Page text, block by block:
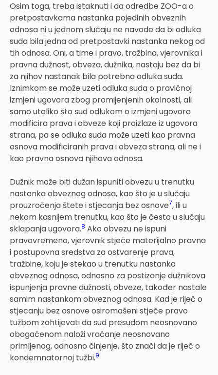
Osim toga, treba istaknuti i da odredbe ZOO-a o
pretpostavkama nastanka pojedinih obveznih
odnosa ni u jednom slučaju ne navode da bi odluka
suda bila jedna od pretpostavki nastanka nekog od
tih odnosa. Oni, a time i pravo, tražbina, vjerovnika i
pravna dužnost, obveza, dužnika, nastaju bez da bi
za njihov nastanak bila potrebna odluka suda.
Iznimkom se može uzeti odluka suda o pravičnoj
izmjeni ugovora zbog promijenjenih okolnosti, ali
samo utoliko što sud odlukom o izmjeni ugovora
modificira prava i obveze koji proizlaze iz ugovora
strana, pa se odluka suda može uzeti kao pravna
osnova modificiranih prava i obveza strana, ali ne i
kao pravna osnova njihova odnosa.
Dužnik može biti dužan ispuniti obvezu u trenutku
nastanka obveznog odnosa, kao što je u slučaju
prouzročenja štete i stjecanja bez osnove7, ili u
nekom kasnijem trenutku, kao što je često u slučaju
sklapanja ugovora.8 Ako obvezu ne ispuni
pravovremeno, vjerovnik stječe materijalno pravna
i postupovna sredstva za ostvarenje prava,
tražbine, koju je stekao u trenutku nastanka
obveznog odnosa, odnosno za postizanje dužnikova
ispunjenja pravne dužnosti, obveze, također nastale
samim nastankom obveznog odnosa. Kad je riječ o
stjecanju bez osnove osiromašeni stječe pravo
tužbom zahtijevati da sud presudom neosnovano
obogaćenom naloži vraćanje neosnovano
primljenog, odnosno činjenje, što znači da je riječ o
kondemnatornoj tužbi.9